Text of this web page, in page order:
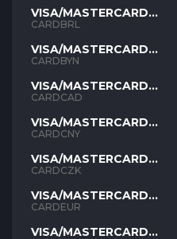
VISA/MASTERCARD
BRL
CARDBRL
VISA/MASTERCARD
BYN
CARDBYN
VISA/MASTERCARD
CAD
CARDCAD
VISA/MASTERCARD
CNY
CARDCNY
VISA/MASTERCARD
CZK
CARDCZK
VISA/MASTERCARD
EUR
CARDEUR
VISA/MASTERCARD